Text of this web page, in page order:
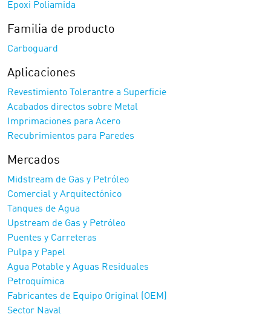
Epoxi Poliamida
Familia de producto
Carboguard
Aplicaciones
Revestimiento Tolerantre a Superficie
Acabados directos sobre Metal
Imprimaciones para Acero
Recubrimientos para Paredes
Mercados
Midstream de Gas y Petróleo
Comercial y Arquitectónico
Tanques de Agua
Upstream de Gas y Petróleo
Puentes y Carreteras
Pulpa y Papel
Agua Potable y Aguas Residuales
Petroquímica
Fabricantes de Equipo Original (OEM)
Sector Naval